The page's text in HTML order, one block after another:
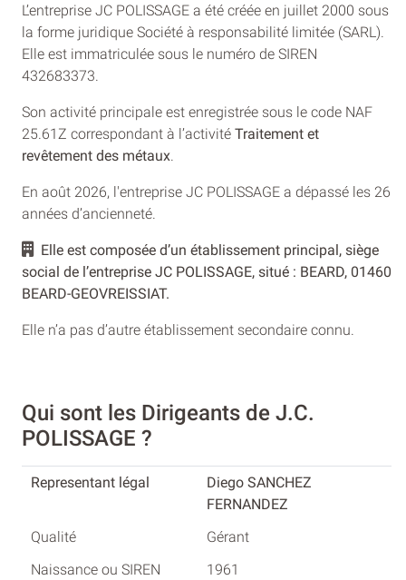
L’entreprise JC POLISSAGE a été créée en juillet 2000 sous
la forme juridique Société à responsabilité limitée (SARL).
Elle est immatriculée sous le numéro de SIREN
432683373.
Son activité principale est enregistrée sous le code NAF
25.61Z correspondant à l’activité Traitement et
revêtement des métaux
En août 2026, l'entreprise JC POLISSAGE a dépassé les 26
années d’ancienneté.
Elle est composée d’un établissement principal, siège
social de l’entreprise JC POLISSAGE, situé : BEARD, 01460
BEARD-GEOVREISSIAT.
Elle n’a pas d’autre établissement secondaire connu.
Qui sont les Dirigeants de J.C.
POLISSAGE ?
Diego SANCHEZ
FERNANDEZ
Gérant
1961